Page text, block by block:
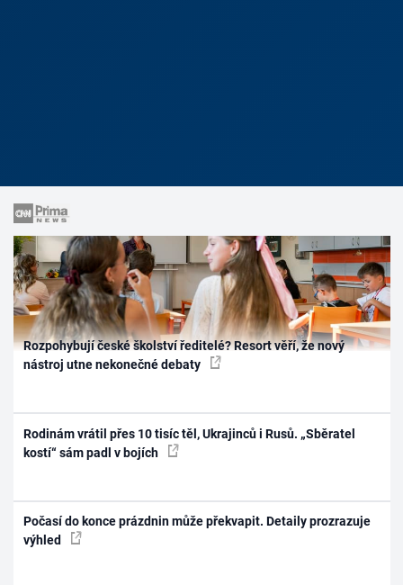
Rozpohybují české školství ředitelé? Resort věří, že nový
nástroj utne nekonečné debaty
Rodinám vrátil přes 10 tisíc těl, Ukrajinců i Rusů. „Sběratel
kostí“ sám padl v bojích
Počasí do konce prázdnin může překvapit. Detaily prozrazuje
výhled